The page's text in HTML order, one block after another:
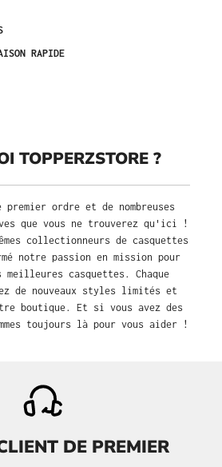
RAPIDE
TOPPERZSTORE ?
premier ordre et de nombreuses
que vous ne trouverez qu'ici !
collectionneurs de casquettes
notre passion en mission pour
casquettes. Chaque
de nouveaux styles limités et
boutique. Et si vous avez des
toujours là pour vous aider !
DE PREMIER